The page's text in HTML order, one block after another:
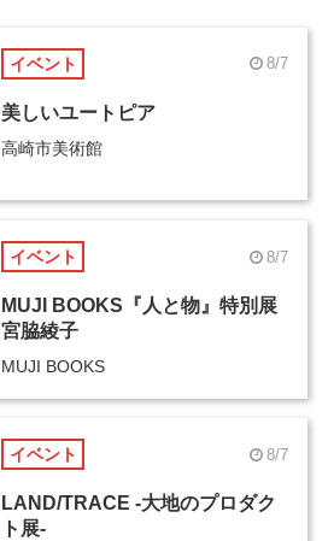
イベント 8/7
美しいユートピア
高崎市美術館
イベント 8/7
MUJI BOOKS『人と物』特別展
宮脇綾子
MUJI BOOKS
イベント 8/7
LAND/TRACE -大地のプロダク
ト展-